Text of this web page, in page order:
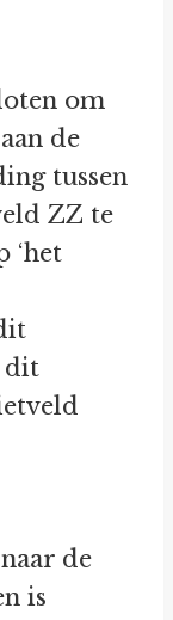
om
de
tussen
ZZ te
‘het
dit
de
is